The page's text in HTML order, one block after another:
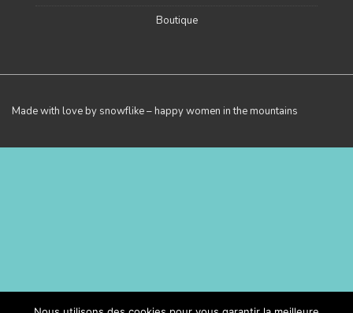
Boutique
Made with love by snowflike – happy women in the mountains